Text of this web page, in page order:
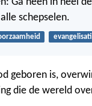
schepselen.
geboren is,
die de wereld